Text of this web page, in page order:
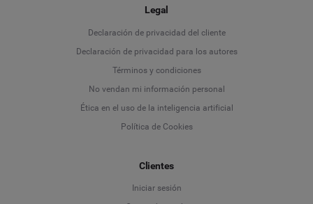
Legal
Declaración de privacidad del cliente
Declaración de privacidad para los autores
Términos y condiciones
No vendan mi información personal
Ética en el uso de la inteligencia artificial
Política de Cookies
Clientes
Iniciar sesión
Language
Deutsch